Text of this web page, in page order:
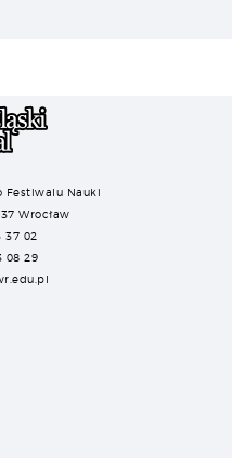
Festiwalu Nauki
Wrocław
37 02
29